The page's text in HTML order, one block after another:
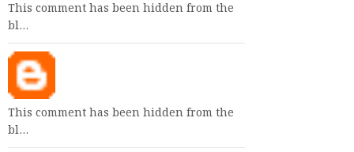
This comment has been hidden from the
bl…
This comment has been hidden from the
bl…